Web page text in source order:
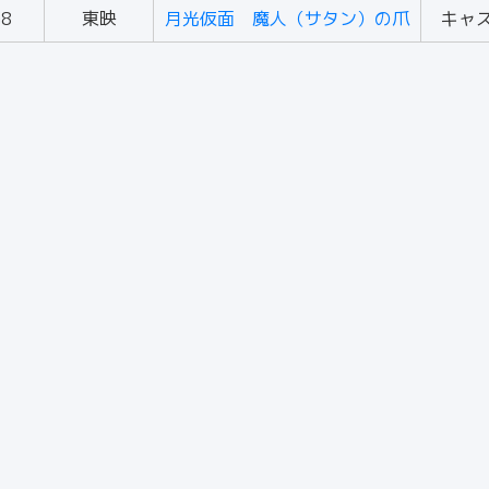
東映 月光仮面 魔人（サタン）の爪 キャ